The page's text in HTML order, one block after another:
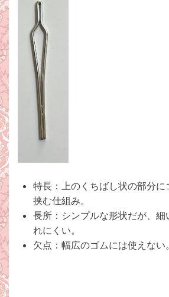
特長：上のくちばし状の部分に
挟む仕組み。
長所：シンプルな形状だが、細
れにくい。
欠点：幅広のゴムには使えない。